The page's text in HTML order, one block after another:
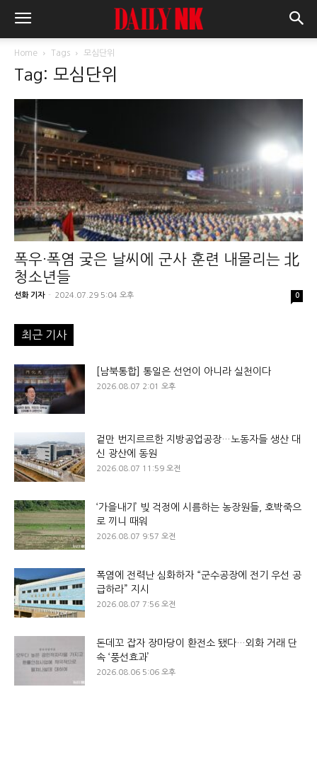
Home Tags 모심단위
Tag: 모심단위
폭우·폭염 궂은 날씨에 군사 훈련 내몰리는 北
청소년들
선화 기자 - 2024.07.29 5:04 오후 0
최근 기사
[남북통합] 통일은 선언이 아니라 실천이다
2026.08.07 2:01 오후
겉만 번지르르한 지방공업공장…노동자들 생산 대
신 광산에 동원
2026.08.07 11:59 오전
‘가을내기’ 빚 걱정에 시름하는 농장원들, 호박죽으
로 끼니 때워
2026.08.07 9:57 오전
폭염에 전력난 심화하자 “군수공장에 전기 우선 공
급하라” 지시
2026.08.07 7:56 오전
돈데꼬 잡자 장마당이 환전소 됐다…외화 거래 단
속 ‘풍선효과’
2026.08.06 5:06 오후